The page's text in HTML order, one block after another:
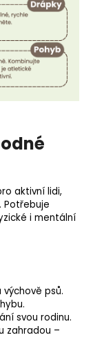
aktivní lidi,
Potřebuje
i mentální
psů.
svou rodinu.
zahradou –